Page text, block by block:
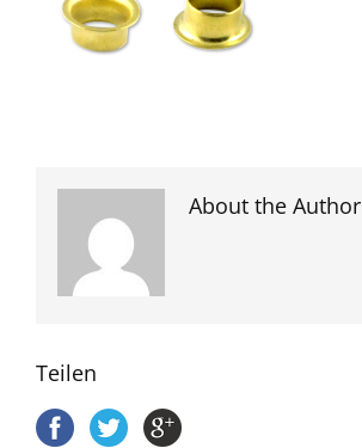
About the Author
Teilen